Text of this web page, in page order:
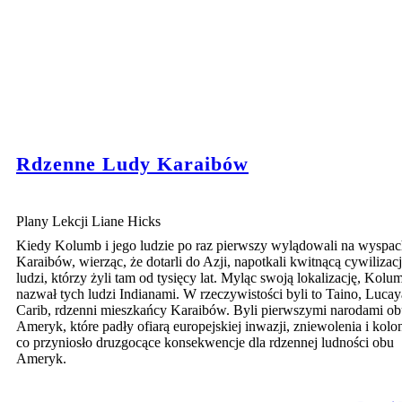
Rdzenne Ludy Karaibów
Plany Lekcji Liane Hicks
Kiedy Kolumb i jego ludzie po raz pierwszy wylądowali na
Karaibów, wierząc, że dotarli do Azji, napotkali kwitnącą
ludzi, którzy żyli tam od tysięcy lat. Myląc swoją lokalizację,
nazwał tych ludzi Indianami. W rzeczywistości byli to Taino,
Carib, rdzenni mieszkańcy Karaibów. Byli pierwszymi narodami
Ameryk, które padły ofiarą europejskiej inwazji, zniewolenia i
co przyniosło druzgocące konsekwencje dla rdzennej ludności obu
Ameryk.